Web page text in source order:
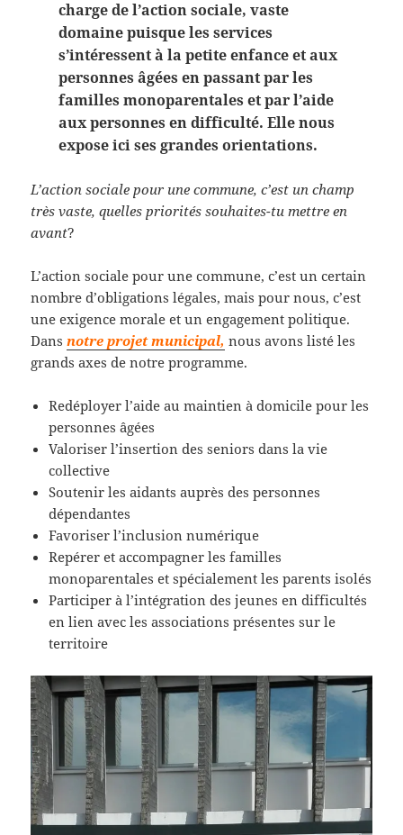
charge de l’action sociale, vaste
domaine puisque les services
s’intéressent à la petite enfance et aux
personnes âgées en passant par les
familles monoparentales et par l’aide
aux personnes en difficulté. Elle nous
expose ici ses grandes orientations.
L’action sociale pour une commune, c’est un champ
très vaste, quelles priorités souhaites-tu mettre en
avant?
L’action sociale pour une commune, c’est un certain
nombre d’obligations légales, mais pour nous, c’est
une exigence morale et un engagement politique.
Dansnotre projet municipal, nous avons listé les
grands axes de notre programme.
Redéployer l’aide au maintien à domicile pour les
personnes âgées
Valoriser l’insertion des seniors dans la vie
collective
Soutenir les aidants auprès des personnes
dépendantes
Favoriser l’inclusion numérique
Repérer et accompagner les familles
monoparentales et spécialement les parents isolés
Participer à l’intégration des jeunes en difficultés
en lien avec les associations présentes sur le
territoire